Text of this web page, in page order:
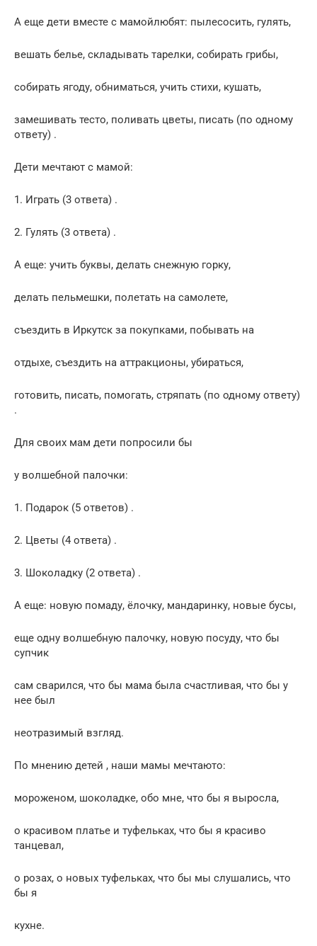
А еще дети вместе с мамойлюбят: пылесосить, гулять,
вешать белье, складывать тарелки, собирать грибы,
собирать ягоду, обниматься, учить стихи, кушать,
замешивать тесто, поливать цветы, писать (по одному
ответу) .
Дети мечтают с мамой:
1. Играть (3 ответа) .
2. Гулять (3 ответа) .
А еще: учить буквы, делать снежную горку,
делать пельмешки, полетать на самолете,
съездить в Иркутск за покупками, побывать на
отдыхе, съездить на аттракционы, убираться,
готовить, писать, помогать, стряпать (по одному ответу)
.
Для своих мам дети попросили бы
у волшебной палочки:
1. Подарок (5 ответов) .
2. Цветы (4 ответа) .
3. Шоколадку (2 ответа) .
А еще: новую помаду, ёлочку, мандаринку, новые бусы,
еще одну волшебную палочку, новую посуду, что бы
супчик
сам сварился, что бы мама была счастливая, что бы у
нее был
неотразимый взгляд.
По мнению детей , наши мамы мечтаюто:
мороженом, шоколадке, обо мне, что бы я выросла,
о красивом платье и туфельках, что бы я красиво
танцевал,
о розах, о новых туфельках, что бы мы слушались, что
бы я
кухне.